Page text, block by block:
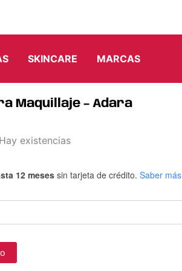
SKINCARE MARCAS
Maquillaje – Adara
Hay existencias
12 meses sin tarjeta de crédito. Saber más